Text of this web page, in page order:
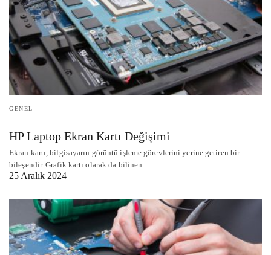
GENEL
HP Laptop Ekran Kartı Değişimi
Ekran kartı, bilgisayarın görüntü işleme görevlerini yerine getiren bir
bileşendir. Grafik kartı olarak da bilinen…
25 Aralık 2024